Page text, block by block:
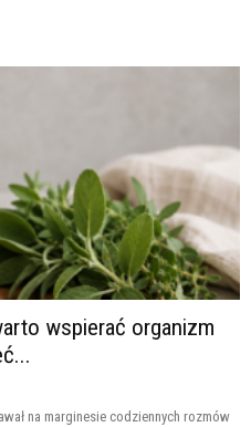
wspierać organizm
na marginesie codziennych rozmów